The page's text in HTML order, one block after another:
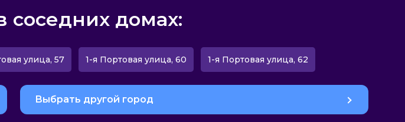
соседних домах:
улица, 57 1-я Портовая улица, 60 1-я Портовая улица, 62
Выбрать другой город